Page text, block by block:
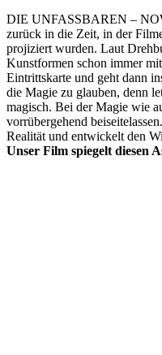
DIE UNFASSBAREN –
zurück in die Zeit, in der
projiziert wurden. Laut
Kunstformen schon immer
Eintrittskarte und geht dann
die Magie zu glauben, denn
magisch. Bei der Magie wie
vorrübergehend
Realität und entwickelt den
Unser Film spiegelt diesen